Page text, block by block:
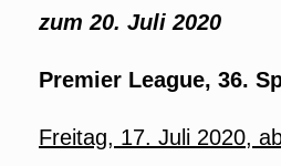
zum 20. Juli 2020
Premier League, 36.
Freitag, 17. Juli 2020,